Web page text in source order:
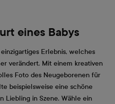
eines Babys
Erlebnis, welches
verändert. Mit einem kreativen
Foto des Neugeborenen für
beispielsweise eine schöne
Liebling in Szene. Wähle ein